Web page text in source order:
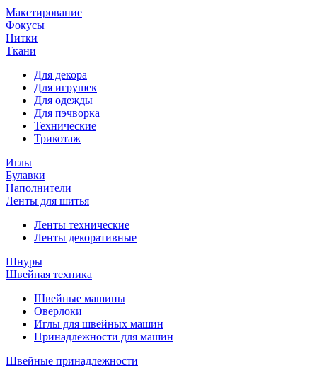
Макетирование
Фокусы
Нитки
Ткани
Для декора
Для игрушек
Для одежды
Для пэчворка
Технические
Трикотаж
Иглы
Булавки
Наполнители
Ленты для шитья
Ленты технические
Ленты декоративные
Шнуры
Швейная техника
Швейные машины
Оверлоки
Иглы для швейных машин
Принадлежности для машин
Швейные принадлежности